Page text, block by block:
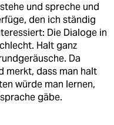
und spreche und
den ich ständig
Die Dialoge in
Halt ganz
Da
merkt, dass man halt
würde man lernen,
gäbe.